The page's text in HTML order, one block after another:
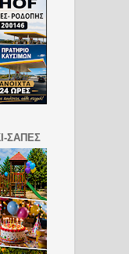
ΣΑΠΕΣ